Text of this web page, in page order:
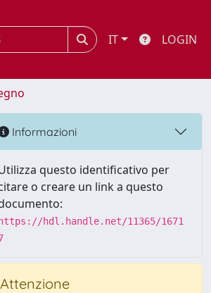
IT LOGIN
Informazioni
questo identificativo per
o creare un link a questo
https://hdl.handle.net/11365/1671
Attenzione